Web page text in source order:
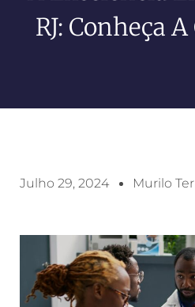
RJ: Conheça
Julho 29, 2024 Murilo